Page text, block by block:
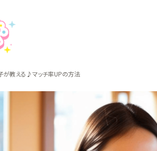
が教える♪マッチ率UPの方法